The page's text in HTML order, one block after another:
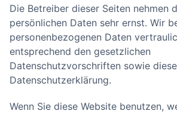
Die Betreiber dieser Seiten nehmen
persönlichen Daten sehr ernst. Wir
personenbezogenen Daten
entsprechend den gesetzlichen
Datenschutzvorschriften sowie
Datenschutzerklärung.
Wenn Sie diese Website benutzen,